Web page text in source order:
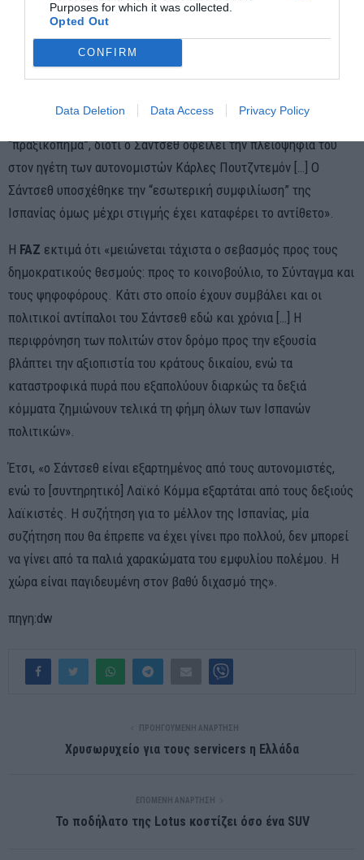
Purposes for which it was collected.
Opted Out
CONFIRM
Data Deletion Data Access Privacy Policy
«Η οργή προς τον επανεκλεγέντα Ισπανό πρωθυπουργό δεν
καταλαγιάζει», παρατηρεί η
«Εκατομμύρια πολίτες θεωρούν τον πρωθυπουργό τους ως
έναν εξουσιομανή πολιτικό, δίχως αρχές, που ξεπουλάει το
αποκαλούν ακόμη και δικτάτορα, […] κάνοντας λόγο για
“πραξικόπημα”, διότι ο Σάντσεθ οφείλει την πλειοψηφία του
στον ηγέτη των αυτονομιστών Κάρλες Πουτζντεμόν […] Ο
Σάντσεθ υποσχέθηκε την “εσωτερική συμφιλίωση” της
Ισπανίας όμως μέχρι στιγμής έχει καταφέρει το αντίθετο».
Η FAZ εκτιμά ότι «μειώνεται τάχιστα ο σεβασμός προς τους
δημοκρατικούς θεσμούς: προς το κοινοβούλιο, το Σύνταγμα και
τους ψηφοφόρους. Κάτι στο οποίο έχουν συμβάλει και οι
πολιτικοί αντίπαλοι του Σάντσεθ εδώ και χρόνια […] Η
περιφρόνηση των πολιτών στον δρόμο προς την εξουσία
βλάπτει την αξιοπιστία του κράτους δικαίου, ενώ τα
καταστροφικά πυρά που εξαπολύουν διαρκώς τα δεξιά
κόμματα ζημιώνουν τελικά τη φήμη όλων των Ισπανών
πολιτικών».
Έτσι, «ο Σάντσεθ είναι εξαρτημένος από τους αυτονομιστές,
ενώ το [συντηρητικό] Λαϊκό Κόμμα εξαρτάται από τους δεξιούς
λαϊκιστές. Η συζήτηση για το μέλλον της Ισπανίας, μία
συζήτηση που θα έπρεπε να έχει γίνει προ πολλού, δεν μπορεί
να γίνει από τα παλιά χαρακώματα του εμφυλίου πολέμου. Η
χώρα είναι παγιδευμένη στον βαθύ διχασμό της».
πηγη:dw
ΠΡΟΗΓΟΎΜΕΝΗ ΑΝΆΡΤΗΣΗ
Χρυσωρυχείο για τους servicers η Ελλάδα
ΕΠΌΜΕΝΗ ΑΝΆΡΤΗΣΗ
Το ποδήλατο της Lotus κοστίζει όσο ένα SUV